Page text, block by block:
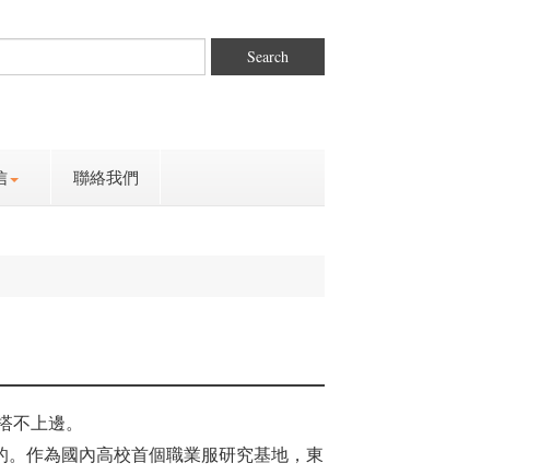
Search
聯絡我們
不上邊。
作為國內高校首個職業服研究基地，東